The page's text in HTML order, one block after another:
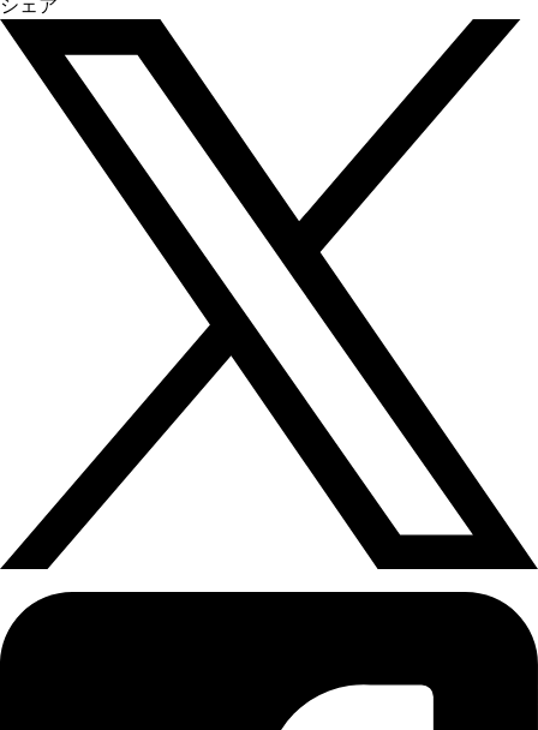
シェア